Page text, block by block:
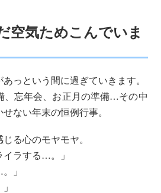
空気ためこんでいま
っという間に過ぎていきます。
、忘年会、お正月の準備…その中
ない年末の恒例行事。
る心のモヤモヤ。
イラする…。」
」